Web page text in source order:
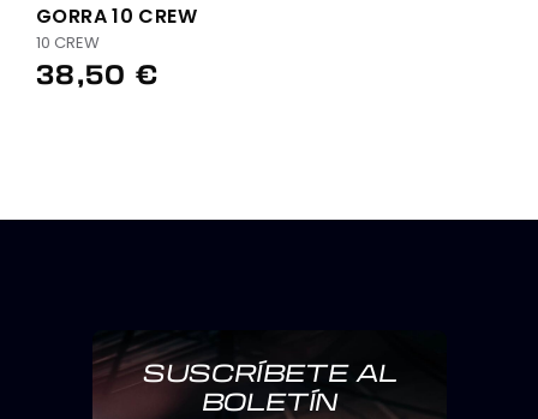
GORRA 10 CREW
10 CREW
38,50 €
SUSCRÍBETE AL
BOLETÍN